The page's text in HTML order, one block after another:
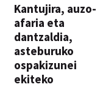
Kantujira, auzo-
afaria eta
dantzaldia,
asteburuko
ospakizunei
ekiteko